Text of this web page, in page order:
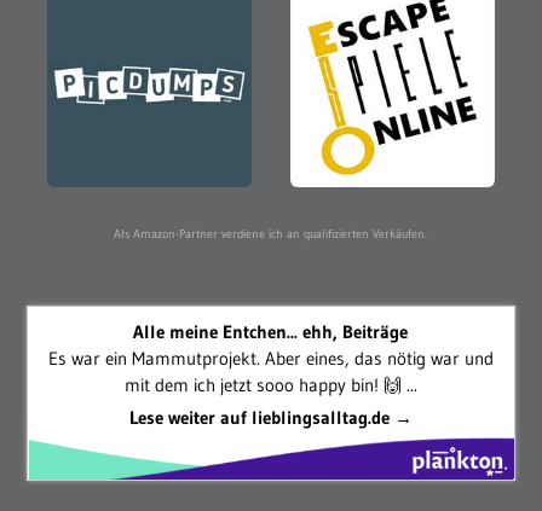
Als Amazon-Partner verdiene ich an qualifizierten Verkäufen.
Alle meine Entchen... ehh, Beiträge
Es war ein Mammutprojekt. Aber eines, das nötig war und
mit dem ich jetzt sooo happy bin! 🙌 ...
Lese weiter auf lieblingsalltag.de →